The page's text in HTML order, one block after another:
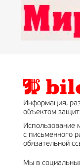
Информация,
объектом
Использование
с письменного
обязательной
Мы в